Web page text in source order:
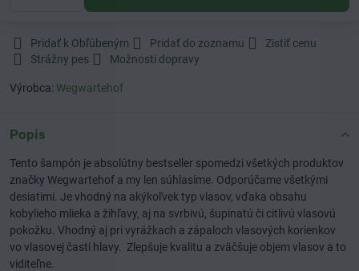
Pridať k Obľúbeným Pridať do zoznamu
Zistiť cenu
Strážny pes
Možnosti dopravy
Výrobca: Wegwartehof
Popis
Tento šampón je absolútny bestseller spomedzi všetkých produktov
značky Wegwartehof a my len súhlasíme. Odporúčame všetkými
desiatimi. Je vhodný na akýkoľvek typ vlasov, vďaka obsahu
kobylieho mlieka a žihľavy, aj na svrbivú, šupinatú či citlivú vlasovú
pokožku. Vhodný aj pri vyrážkach a zápaloch vlasových korienkov
vo vlasovej časti hlavy. Zlepšuje kvalitu a zväčšuje objem vlasov a to
viditeľne.